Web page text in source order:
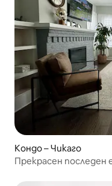
Кондо – Чикаго
Прекрасен последен